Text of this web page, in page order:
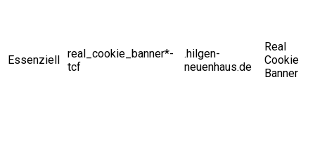
Essenziell real_cookie_banner*-
tcf
.hilgen-
neuenhaus.de
Real
Cookie
Banner